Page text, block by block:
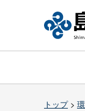
トップ>